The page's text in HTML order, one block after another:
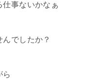
事ないかなぁ
でしたか？
ら